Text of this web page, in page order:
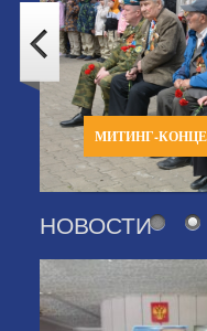
МИТИНГ-
НОВОСТИ